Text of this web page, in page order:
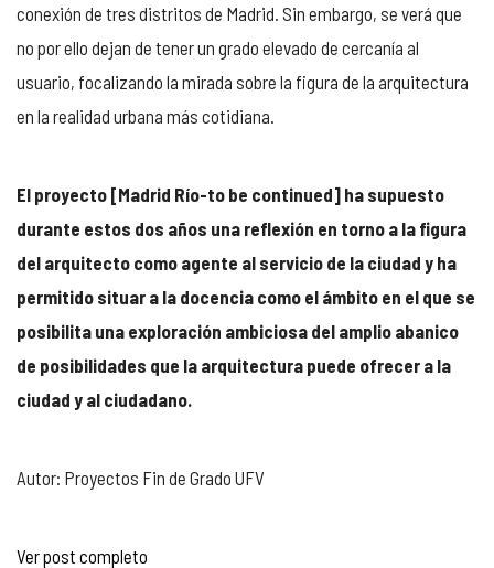
conexión de tres distritos de Madrid. Sin embargo, se verá que
no por ello dejan de tener un grado elevado de cercanía al
usuario, focalizando la mirada sobre la figura de la arquitectura
en la realidad urbana más cotidiana.
El proyecto [Madrid Río-to be continued] ha supuesto
durante estos dos años una reflexión en torno a la figura
del arquitecto como agente al servicio de la ciudad y ha
permitido situar a la docencia como el ámbito en el que se
posibilita una exploración ambiciosa del amplio abanico
de posibilidades que la arquitectura puede ofrecer a la
ciudad y al ciudadano.
Autor: Proyectos Fin de Grado UFV
Ver post completo